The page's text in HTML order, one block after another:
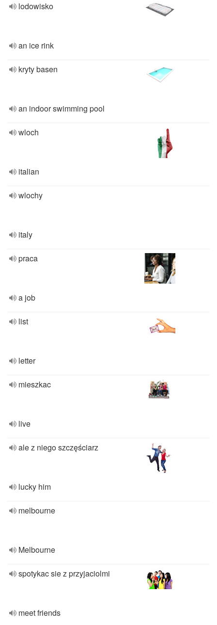
lodowisko
an ice rink
kryty basen
an indoor swimming pool
wloch
italian
wlochy
italy
praca
a job
list
letter
mieszkac
live
ale z niego szczęściarz
lucky him
melbourne
Melbourne
spotykac sie z przyjaciolmi
meet friends